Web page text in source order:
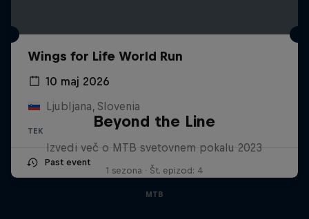
Wings for Life World Run
10 maj 2026
Ljubljana, Slovenia
TEK
Past event
Beyond the Line
Izvedi več o MTB svetovnem pokalu 2023
1 sezona · Št. epizod: 4
MTB